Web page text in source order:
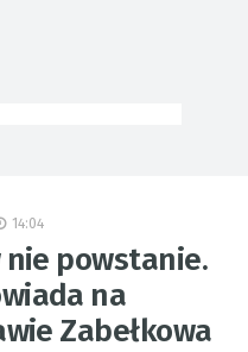
14:04
powstanie.
na
Zabełkowa